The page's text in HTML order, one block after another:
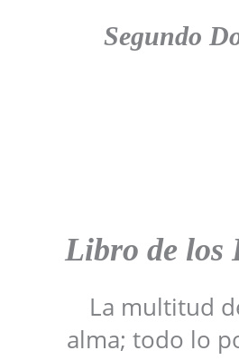
Segundo D
Libro de los
La multitud
alma; todo lo